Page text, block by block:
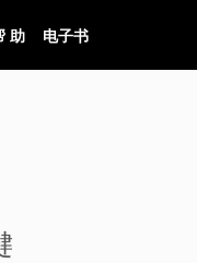
助 电子书